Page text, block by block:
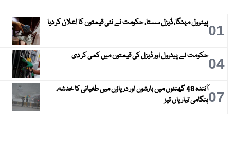
01پیٹرول مہنگا، ڈیزل سستا، حکومت نے نئی قیمتوں کا اعلان کر دیا
04حکومت نے پیٹرول اور ڈیزل کی قیمتوں میں کمی کر دی
07
آئندہ 48 گھنٹوں میں بارشوں اور دریاؤں میں طغیانی کا خدشہ،
ہنگامی تیاریاں تیز